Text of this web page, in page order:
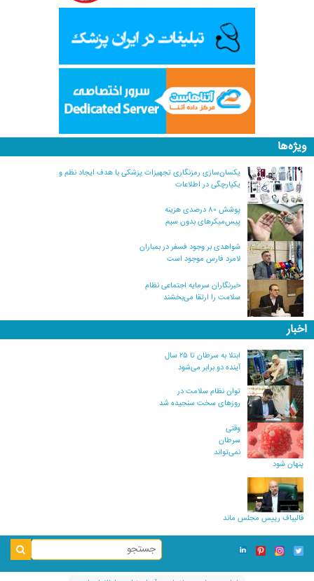
ویژه‌ها
یکسان‌سازی رمزنگاری تجهیزات پزشکی با هدف ایجاد نظم و
یکپارچگی در اطلاعات
پوشش ۸۰ درصدی هزینه
پیس‌میکرهای بدون سیم
شواهدی بر وجود فسفر در بمباران
لامرد فارس موجود است
خبرنگاران سرمایه اجتماعی نظام
سلامت را ارتقا می‌بخشند
اخبار
ابتلا به سرطان تا ۲۵ سال
آینده دو برابر می‌شود
توان نظام سلامت در
روزهای سخت سنجیده شد
وقتی
سرطان
نمی‌تواند
پنهان شود
قالیباف رییس مجلس ماند